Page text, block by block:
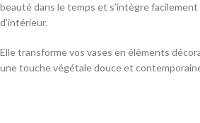
beauté dans le temps et s’intègre
d’intérieur.
Elle transforme vos vases en éléments
une touche végétale douce et